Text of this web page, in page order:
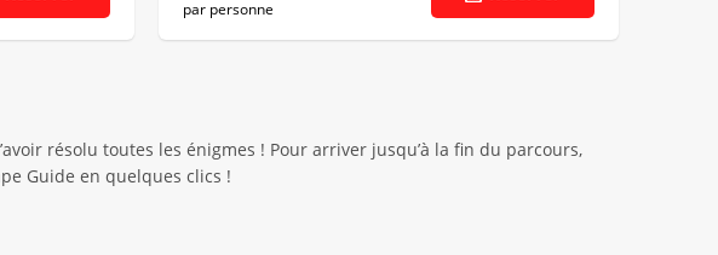
par personne
résolu toutes les énigmes ! Pour arriver jusqu’à la fin du parcours,
Guide en quelques clics !